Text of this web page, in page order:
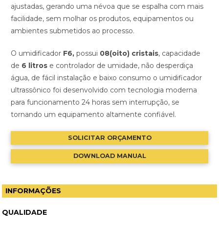
ajustadas, gerando uma névoa que se espalha com mais
facilidade, sem molhar os produtos, equipamentos ou
ambientes submetidos ao processo.
O umidificador F6,possui 08(oito) cristais, capacidade
de 6 litros e controlador de umidade, não desperdiça
água, de fácil instalação e baixo consumo o umidificador
ultrassônico foi desenvolvido com tecnologia moderna
para funcionamento 24 horas sem interrupção, se
tornando um equipamento altamente confiável.
SOLICITAR ORÇAMENTO
DOWNLOAD MANUAL
INFORMAÇÕES
QUALIDADE